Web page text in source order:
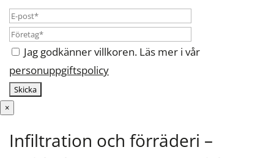
Jag godkänner villkoren. Läs mer i vår
personuppgiftspolicy
×
Infiltration och förräderi –